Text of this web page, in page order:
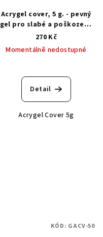
Acrygel cover, 5 g. - pevný
gel pro slabé a poškozené
nehty
270 Kč
Momentálně nedostupné
Detail
Acrygel Cover 5g
KÓD: GACV-50